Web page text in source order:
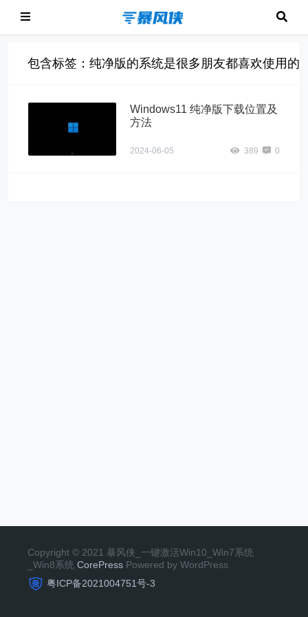
包含标签：纯净版的系统是很多朋友都喜欢使用
Windows11 纯净版下载位置及
方法
2024-06-05 389 0
Copyright © 2021 暴风侠_一键激活Win10_Win7系统
_Win8系统 CorePress Powered by WordPress
粤ICP备2021004751号-3